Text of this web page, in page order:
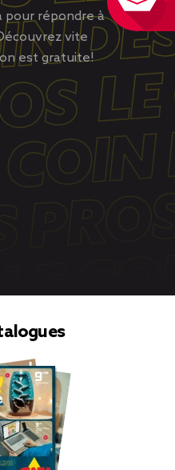
pour répondre à
vite
est gratuite!